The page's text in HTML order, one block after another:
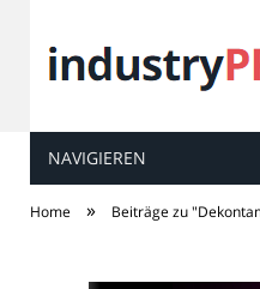
NAVIGIEREN
Home » Beiträge zu